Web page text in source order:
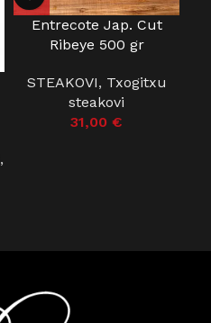
,
Entrecote Jap. Cut
Ribeye 500 gr
STEAKOVI, Txogitxu
steakovi
31,00 €